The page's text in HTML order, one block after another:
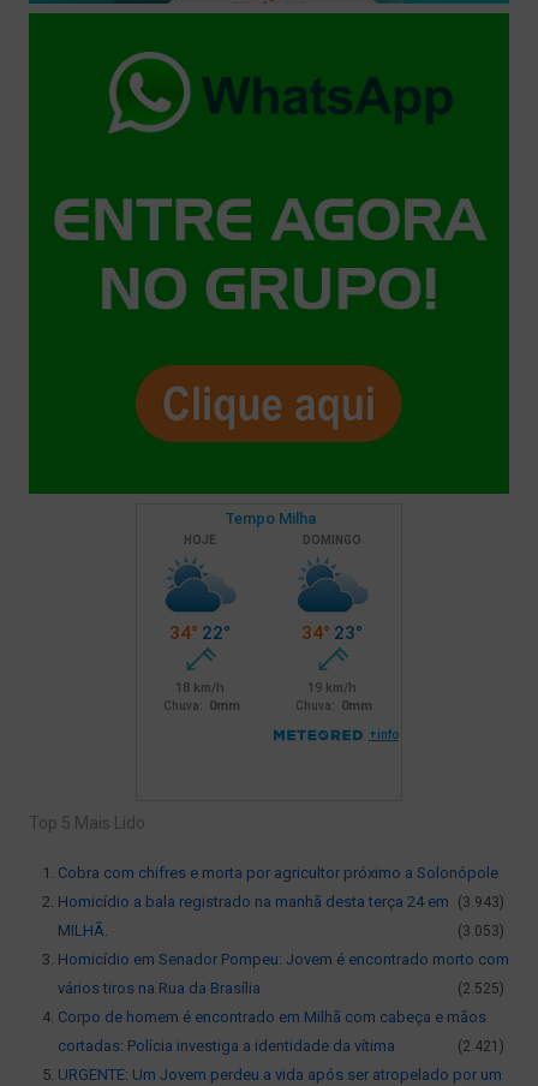
Top 5 Mais Lido
Cobra com chifres e morta por agricultor próximo a Solonópole
(3.943)
Homicídio a bala registrado na manhã desta terça 24 em
MILHÃ.
(3.053)
Homicídio em Senador Pompeu: Jovem é encontrado morto com
vários tiros na Rua da Brasília
(2.525)
Corpo de homem é encontrado em Milhã com cabeça e mãos
cortadas: Polícia investiga a identidade da vítima
(2.421)
URGENTE: Um Jovem perdeu a vida após ser atropelado por um